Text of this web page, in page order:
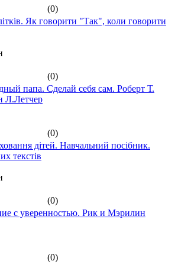
(0)
Як говорити "Так", коли говорити
(0)
папа. Сделай себя сам. Роберт Т.
Л.Летчер
(0)
дітей. Навчальний посібник.
текстів
(0)
с уверенностью. Рик и Мэрилин
(0)